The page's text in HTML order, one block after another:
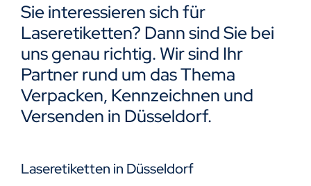
Kontakt
Sie interessieren sich für
Laseretiketten? Dann sind Sie bei
uns genau richtig. Wir sind Ihr
Partner rund um das Thema
Verpacken, Kennzeichnen und
Versenden in Düsseldorf.
Laseretiketten in Düsseldorf